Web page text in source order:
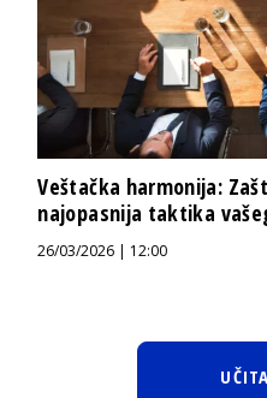
Veštačka harmonija:
najopasnija taktika
26/03/2026 | 12:00